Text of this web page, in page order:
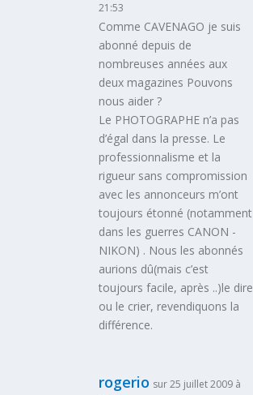
21:53
Comme CAVENAGO je suis
abonné depuis de
nombreuses années aux
deux magazines Pouvons
nous aider ?
Le PHOTOGRAPHE n’a pas
d’égal dans la presse. Le
professionnalisme et la
rigueur sans compromission
avec les annonceurs m’ont
toujours étonné (notamment
dans les guerres CANON -
NIKON) . Nous les abonnés
aurions dû(mais c’est
toujours facile, après ..)le dire
ou le crier, revendiquons la
différence.
rogerio sur 25 juillet 2009 à